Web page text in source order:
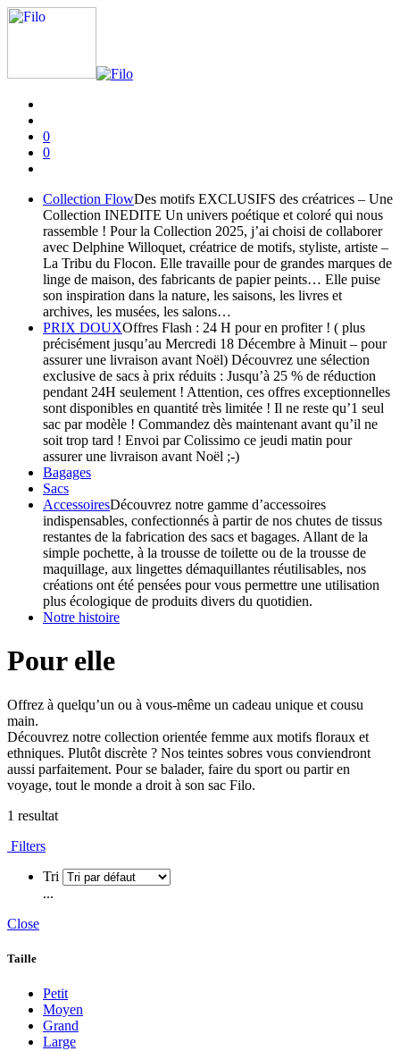
0
0
Collection FlowDes motifs EXCLUSIFS des créatrices – Une
Collection INEDITE Un univers poétique et coloré qui nous
rassemble ! Pour la Collection 2025, j’ai choisi de collaborer
avec Delphine Willoquet, créatrice de motifs, styliste, artiste –
La Tribu du Flocon. Elle travaille pour de grandes marques de
linge de maison, des fabricants de papier peints… Elle puise
son inspiration dans la nature, les saisons, les livres et
archives, les musées, les salons…
PRIX DOUXOffres Flash : 24 H pour en profiter ! ( plus
précisément jusqu’au Mercredi 18 Décembre à Minuit – pour
assurer une livraison avant Noël) Découvrez une sélection
exclusive de sacs à prix réduits : Jusqu’à 25 % de réduction
pendant 24H seulement ! Attention, ces offres exceptionnelles
sont disponibles en quantité très limitée ! Il ne reste qu’1 seul
sac par modèle ! Commandez dès maintenant avant qu’il ne
soit trop tard ! Envoi par Colissimo ce jeudi matin pour
assurer une livraison avant Noël ;-)
Bagages
Sacs
AccessoiresDécouvrez notre gamme d’accessoires
indispensables, confectionnés à partir de nos chutes de tissus
restantes de la fabrication des sacs et bagages. Allant de la
simple pochette, à la trousse de toilette ou de la trousse de
maquillage, aux lingettes démaquillantes réutilisables, nos
créations ont été pensées pour vous permettre une utilisation
plus écologique de produits divers du quotidien.
Notre histoire
Pour elle
Offrez à quelqu’un ou à vous-même un cadeau unique et cousu
main.
Découvrez notre collection orientée femme aux motifs floraux et
ethniques. Plutôt discrète ? Nos teintes sobres vous conviendront
aussi parfaitement. Pour se balader, faire du sport ou partir en
voyage, tout le monde a droit à son sac Filo.
1 resultat
Filters
Tri
...
Close
Taille
Petit
Moyen
Grand
Large